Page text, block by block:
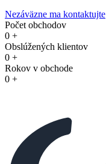
Nezáväzne ma kontaktujte
Počet obchodov
0 +
Obslúžených klientov
0 +
Rokov v obchode
0 +